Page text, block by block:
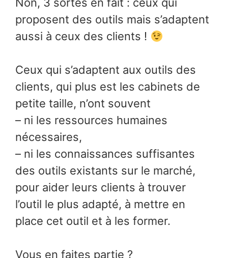
Non, 3 sortes en fait : ceux qui
proposent des outils mais s’adaptent
aussi à ceux des clients !
Ceux qui s’adaptent aux outils des
clients, qui plus est les cabinets de
petite taille, n’ont souvent
– ni les ressources humaines
nécessaires,
– ni les connaissances suffisantes
des outils existants sur le marché,
pour aider leurs clients à trouver
l’outil le plus adapté, à mettre en
place cet outil et à les former.
Vous en faites partie ?